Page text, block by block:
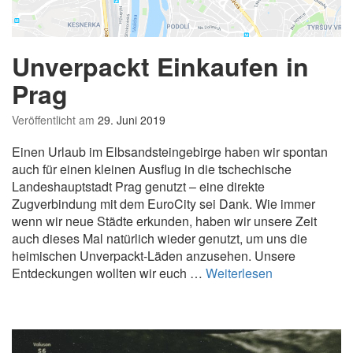
Unverpackt Einkaufen in
Prag
Veröffentlicht am 29. Juni 2019
Einen Urlaub im Elbsandsteingebirge haben wir spontan
auch für einen kleinen Ausflug in die tschechische
Landeshauptstadt Prag genutzt – eine direkte
Zugverbindung mit dem EuroCity sei Dank. Wie immer
wenn wir neue Städte erkunden, haben wir unsere Zeit
auch dieses Mal natürlich wieder genutzt, um uns die
heimischen Unverpackt-Läden anzusehen. Unsere
Entdeckungen wollten wir euch … Weiterlesen
r